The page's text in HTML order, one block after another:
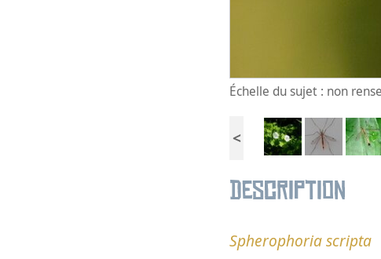
Échelle du sujet : non
<
Description
Spherophoria scripta